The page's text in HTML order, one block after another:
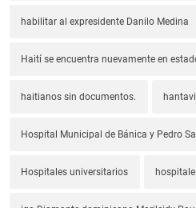
habilitar al expresidente Danilo Medina
Haití se encuentra nuevamente en
haitianos sin documentos.
Hospital Municipal de Bánica y Pedro
Hospitales universitarios